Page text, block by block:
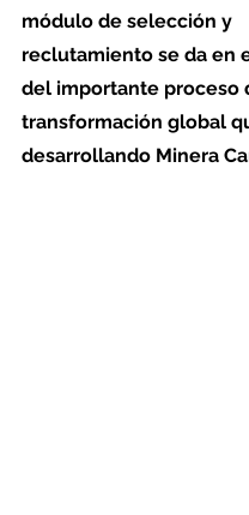
módulo de selección y
reclutamiento se da en
del importante proceso
transformación global
desarrollando Minera